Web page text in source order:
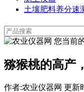
土壤肥料养分速
您当前
猕猴桃的高产
作者:农业仪器网 更新